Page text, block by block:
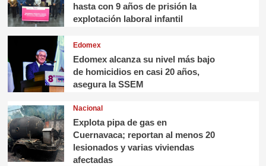
hasta con 9 años de prisión la
explotación laboral infantil
Edomex
Edomex alcanza su nivel más bajo
de homicidios en casi 20 años,
asegura la SSEM
Nacional
Explota pipa de gas en
Cuernavaca; reportan al menos 20
lesionados y varias viviendas
afectadas